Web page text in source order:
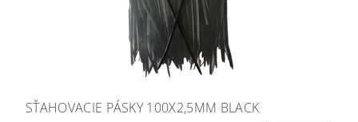
SŤAHOVACIE PÁSKY 100X2,5MM BLACK